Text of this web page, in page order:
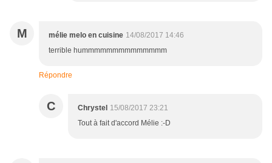
M mélie melo en cuisine 14/08/2017 14:46
terrible hummmmmmmmmmmmmm
Répondre
C Chrystel 15/08/2017 23:21
Tout à fait d'accord Mélie :-D